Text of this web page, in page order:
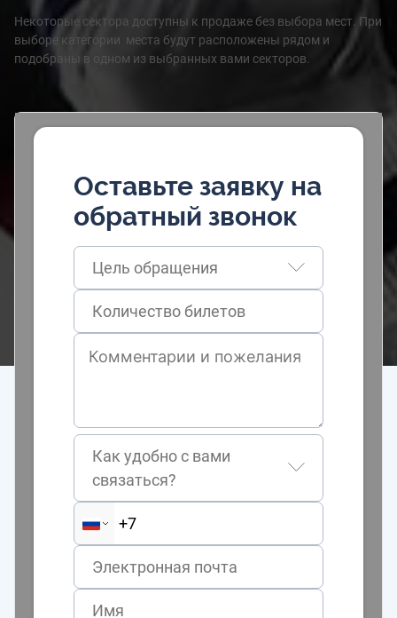
Некоторые сектора доступны к продаже без выбора мест. При
выборе категории места будут расположены рядом и
подобраны в одном из выбранных вами секторов.
Оставьте заявку на
обратный звонок
Цель обращения
Как удобно с вами
связаться?